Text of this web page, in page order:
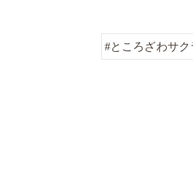
#ところざわサク